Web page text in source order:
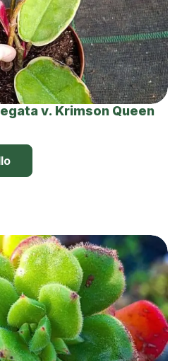
v. Krimson Queen